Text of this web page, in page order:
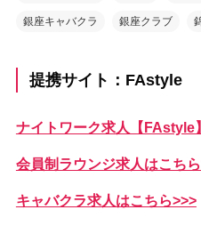
銀座キャバクラ 銀座クラブ
提携サイト：FAstyle
ナイトワーク求人【FAstyle】
会員制ラウンジ求人はこち
キャバクラ求人はこちら>>>